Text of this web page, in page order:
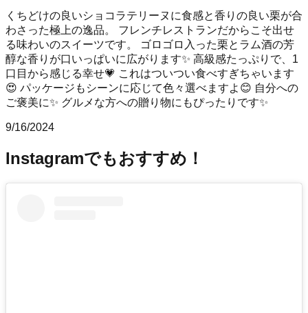
くちどけの良いショコラテリーヌに食感と香りの良い栗が合
わさった極上の逸品。 フレンチレストランだからこそ出せ
る味わいのスイーツです。 ゴロゴロ入った栗とラム酒の芳
醇な香りが口いっぱいに広がります✨️ 高級感たっぷりで、1
口目から感じる幸せ💗 これはついつい食べすぎちゃいます
😍 パッケージもシーンに応じて色々選べますよ😊 自分への
ご褒美に✨️ グルメな方への贈り物にもぴったりです✨
9/16/2024
Instagramでもおすすめ！